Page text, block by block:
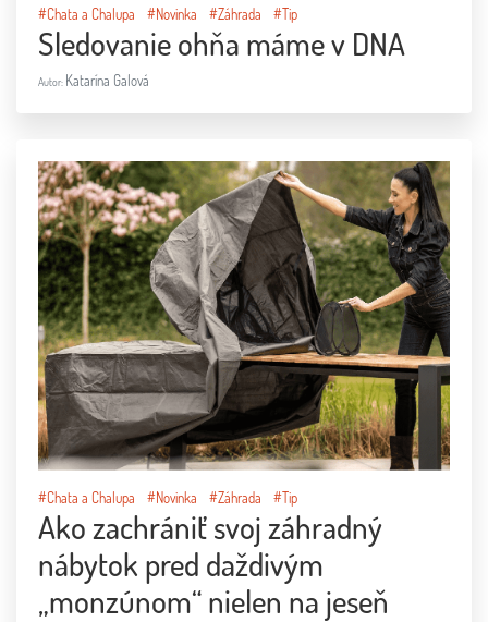
#Chata a Chalupa #Novinka #Záhrada #Tip
Sledovanie ohňa máme v DNA
Autor: Katarína Galová
#Chata a Chalupa #Novinka #Záhrada #Tip
Ako zachrániť svoj záhradný
nábytok pred daždivým
„monzúnom“ nielen na jeseň